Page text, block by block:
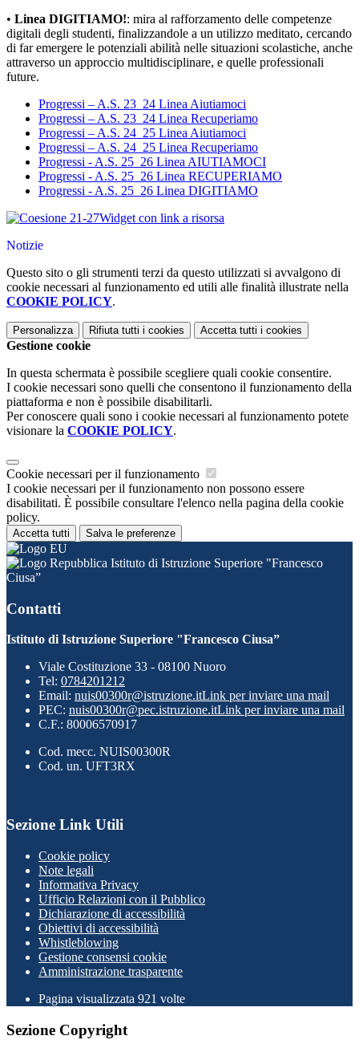
• Linea DIGITIAMO!: mira al rafforzamento delle competenze
digitali degli studenti, finalizzandole a un utilizzo meditato, cercando
di far emergere le potenziali abilità nelle situazioni scolastiche, anche
attraverso un approccio multidisciplinare, e quelle professionali
future.
Progressi – A.S. 23_24 Linea Aiutiamoci
Progressi – A.S. 23_24 Linea Recuperiamo
Progressi – A.S. 24_25 Linea Aiutiamoci
Progressi – A.S. 24_25 Linea Recuperiamo
Progressi - A.S. 25_26 Linea AIUTIAMOCI
Progressi - A.S. 25_26 Linea RECUPERIAMO
Progressi - A.S. 25_26 Linea DIGITIAMO
Widget con link a risorsa
Notizie
Questo sito o gli strumenti terzi da questo utilizzati si avvalgono di
cookie necessari al funzionamento ed utili alle finalità illustrate nella
COOKIE POLICY.
Personalizza Rifiuta tutti i cookies Accetta tutti i cookies
Gestione cookie
In questa schermata è possibile scegliere quali cookie consentire.
I cookie necessari sono quelli che consentono il funzionamento della
piattaforma e non è possibile disabilitarli.
Per conoscere quali sono i cookie necessari al funzionamento potete
visionare la COOKIE POLICY.
Cookie necessari per il funzionamento
I cookie necessari per il funzionamento non possono essere
disabilitati. È possibile consultare l'elenco nella pagina della cookie
policy.
Accetta tutti Salva le preferenze
Istituto di Istruzione Superiore "Francesco
Ciusa”
Contatti
Istituto di Istruzione Superiore "Francesco Ciusa”
Viale Costituzione 33 - 08100 Nuoro
Tel: 0784201212
Email: nuis00300r@istruzione.itLink per inviare una mail
PEC: nuis00300r@pec.istruzione.itLink per inviare una mail
C.F.: 80006570917
Cod. mecc. NUIS00300R
Cod. un. UFT3RX
Sezione Link Utili
Cookie policy
Note legali
Informativa Privacy
Ufficio Relazioni con il Pubblico
Dichiarazione di accessibilità
Obiettivi di accessibilità
Whistleblowing
Gestione consensi cookie
Amministrazione trasparente
Pagina visualizzata 921 volte
Sezione Copyright